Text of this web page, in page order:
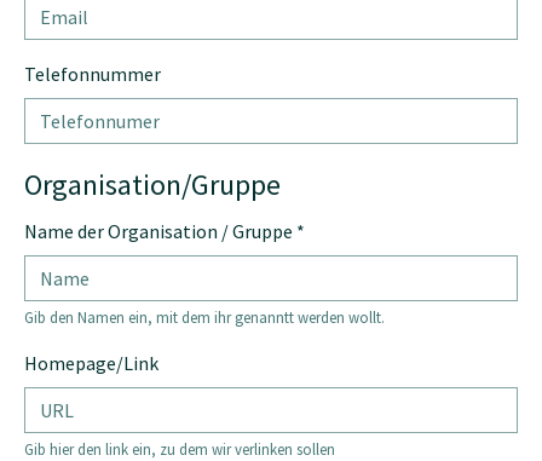
Telefonnummer
Organisation/Gruppe
Name der Organisation / Gruppe *
Gib den Namen ein, mit dem ihr genanntt werden wollt.
Homepage/Link
Gib hier den link ein, zu dem wir verlinken sollen